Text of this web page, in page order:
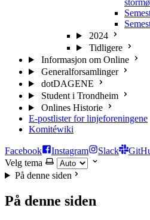
2024
Tidligere
Informasjon om Online
Generalforsamlinger
dotDAGENE
Student i Trondheim
Onlines Historie
E-postlister for linjeforeningene
Komitéwiki
Facebook Instagram Slack
Velg tema
På denne siden
På denne siden